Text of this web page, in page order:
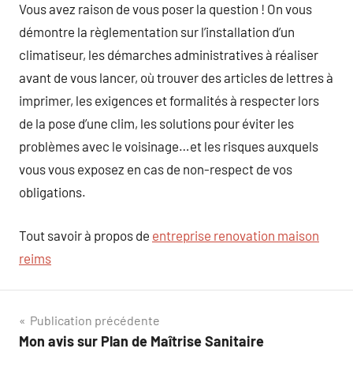
Vous avez raison de vous poser la question ! On vous
démontre la règlementation sur l’installation d’un
climatiseur, les démarches administratives à réaliser
avant de vous lancer, où trouver des articles de lettres à
imprimer, les exigences et formalités à respecter lors
de la pose d’une clim, les solutions pour éviter les
problèmes avec le voisinage…et les risques auxquels
vous vous exposez en cas de non-respect de vos
obligations.
Tout savoir à propos de entreprise renovation maison
reims
Navigation
de
Publication précédente
Mon avis sur Plan de Maîtrise Sanitaire